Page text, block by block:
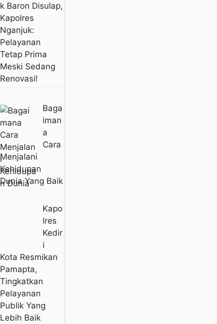
K Baron Disulap,
Kapolres
Nganjuk:
Pelayanan
Tetap Prima
Meski Sedang
Renovasi!
Baga
Iman
A
Cara
Menjalani
Kehidupan
Dunia Yang Baik
Kapo
Lres
Kedir
I
Kota Resmikan
Pamapta,
Tingkatkan
Pelayanan
Publik Yang
Lebih Baik